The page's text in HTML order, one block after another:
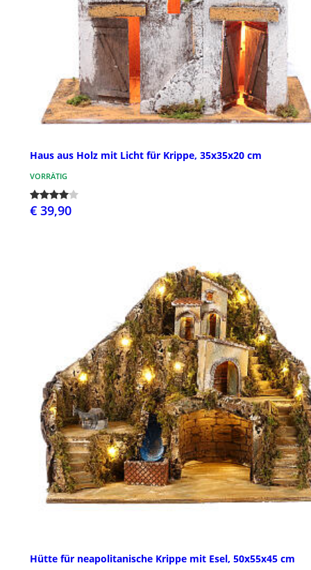
Haus aus Holz mit Licht für Krippe, 35x35x20 cm
VORRÄTIG
€ 39,90
Hütte für neapolitanische Krippe mit Esel, 50x55x45 cm